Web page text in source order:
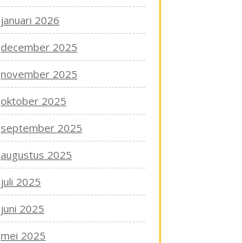
januari 2026
december 2025
november 2025
oktober 2025
september 2025
augustus 2025
juli 2025
juni 2025
mei 2025